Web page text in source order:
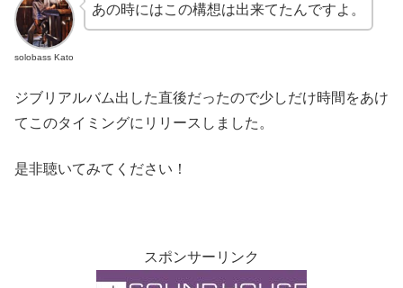
solobass Kato
あの時にはこの構想は出来てたんですよ。
ジブリアルバム出した直後だったので少しだけ時間をあけ
てこのタイミングにリリースしました。
是非聴いてみてください！
スポンサーリンク